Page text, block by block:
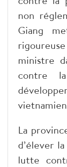
non
Giang
ministre
contre
La
d’élever
lutte